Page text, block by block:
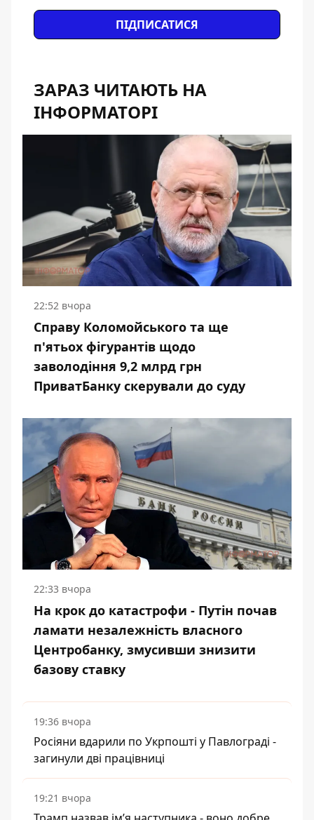
ПІДПИСАТИСЯ
ЗАРАЗ ЧИТАЮТЬ НА
ІНФОРМАТОРІ
22:52 вчора
Справу Коломойського та ще
п'ятьох фігурантів щодо
заволодіння 9,2 млрд грн
ПриватБанку скерували до суду
22:33 вчора
На крок до катастрофи - Путін почав
ламати незалежність власного
Центробанку, змусивши знизити
базову ставку
19:36 вчора
Росіяни вдарили по Укрпошті у Павлограді -
загинули дві працівниці
19:21 вчора